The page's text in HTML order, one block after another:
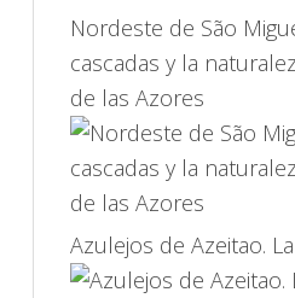
Nordeste de São
cascadas y la
de las Azores
Azulejos de Azeitao.